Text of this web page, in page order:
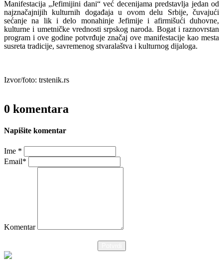
Manifestacija „Jefimijini dani“ već decenijama predstavlja jedan od
najznačajnijih kulturnih događaja u ovom delu Srbije, čuvajući
sećanje na lik i delo monahinje Jefimije i afirmišući duhovne,
kulturne i umetničke vrednosti srpskog naroda. Bogat i raznovrstan
program i ove godine potvrđuje značaj ove manifestacije kao mesta
susreta tradicije, savremenog stvaralaštva i kulturnog dijaloga.
Izvor/foto: trstenik.rs
0 komentara
Napišite komentar
Ime *
Email*
Komentar